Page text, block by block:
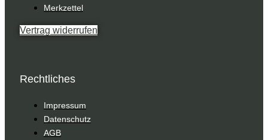
Merkzettel
Vertrag widerrufen
Rechtliches
Impressum
Datenschutz
AGB